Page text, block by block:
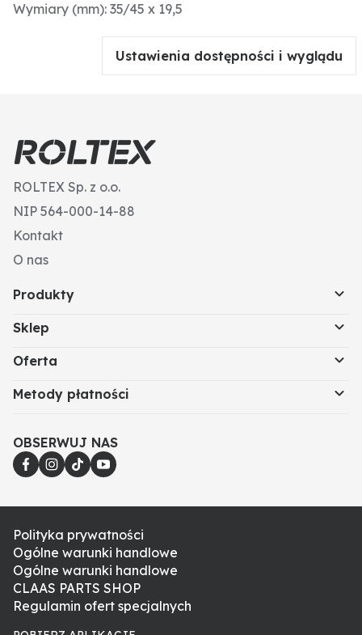
Wymiary (mm): 35/45 x 19,5
Ustawienia dostępności i wyglądu
ROLTEX Sp. z o.o.
NIP 564-000-14-88
Kontakt
O nas
Produkty
Sklep
Oferta
Metody płatności
OBSERWUJ NAS
Polityka prywatności
Ogólne warunki handlowe
Ogólne warunki handlowe
CLAAS PARTS SHOP
Regulamin ofert specjalnych